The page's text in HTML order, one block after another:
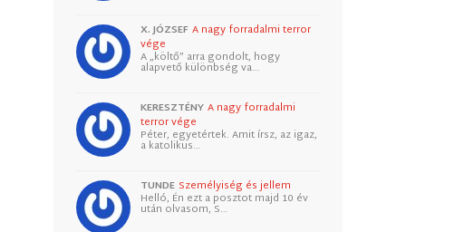
X. JÓZSEF A nagy forradalmi terror
vége
A „költő” arra gondolt, hogy
alapvető különbség va…
KERESZTÉNY A nagy forradalmi
terror vége
Péter, egyetértek. Amit írsz, az igaz,
a katolikus…
TUNDE Személyiség és jellem
Helló, Én ezt a posztot majd 10 év
után olvasom, S…